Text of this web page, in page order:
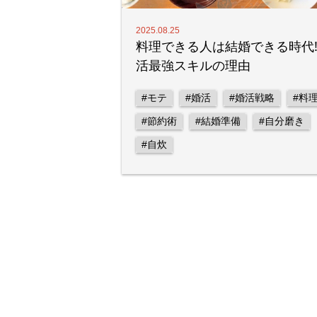
2025.08.25
料理できる人は結婚できる時
活最強スキルの理由
#モテ #婚活 #婚活戦略 #料
#節約術 #結婚準備 #自分磨き
#自炊